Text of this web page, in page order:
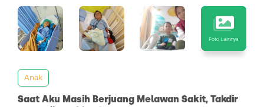
Foto Lainnya
Anak
Saat Aku Masih Berjuang Melawan Sakit, Takdir